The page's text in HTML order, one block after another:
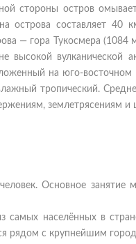
стороны остров
острова составляет
— гора Тукосмера (1084
вулканической
на юго-восточном
тропический.
землетрясениям и
Основное занятие
населённых в
рядом с крупнейшим